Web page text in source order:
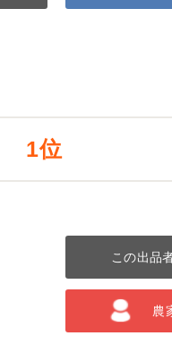
1位
この出品
農